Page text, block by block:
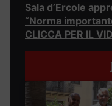
Sala d’Ercole
“Norma
CLICCA PER IL